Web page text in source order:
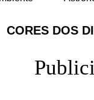
CORES DOS